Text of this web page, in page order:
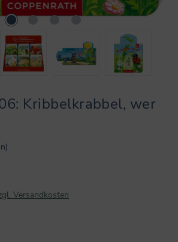
Kribbelkrabbel, wer
Versandkosten
von 4 von 5 Sternen